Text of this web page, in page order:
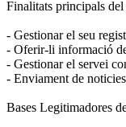
Finalitats principals del
- Gestionar el seu
- Oferir-li informació
- Gestionar el servei
- Enviament de
Bases Legitimadores